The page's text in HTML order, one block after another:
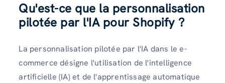
Qu'est-ce que la personnalisation
pilotée par l'IA pour Shopify ?
La personnalisation pilotée par l'IA dans le e-
commerce désigne l'utilisation de l'intelligence
artificielle (IA) et de l'apprentissage automatique